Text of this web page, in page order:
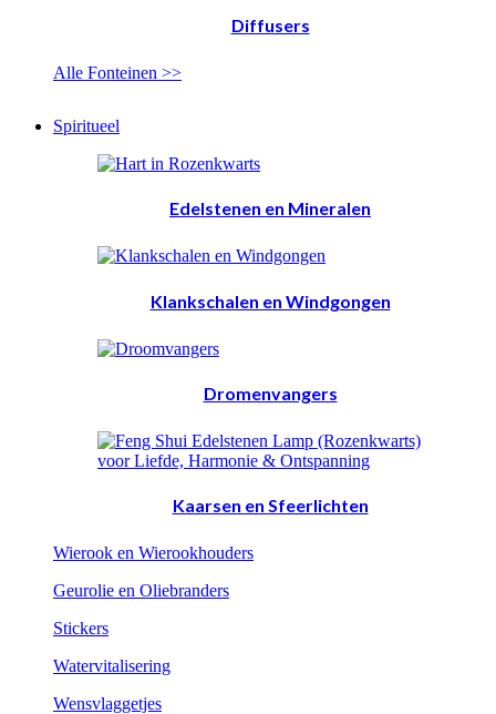
Diffusers
Alle Fonteinen >>
Spiritueel
Edelstenen en Mineralen
Klankschalen en Windgongen
Dromenvangers
Kaarsen en Sfeerlichten
Wierook en Wierookhouders
Geurolie en Oliebranders
Stickers
Watervitalisering
Wensvlaggetjes